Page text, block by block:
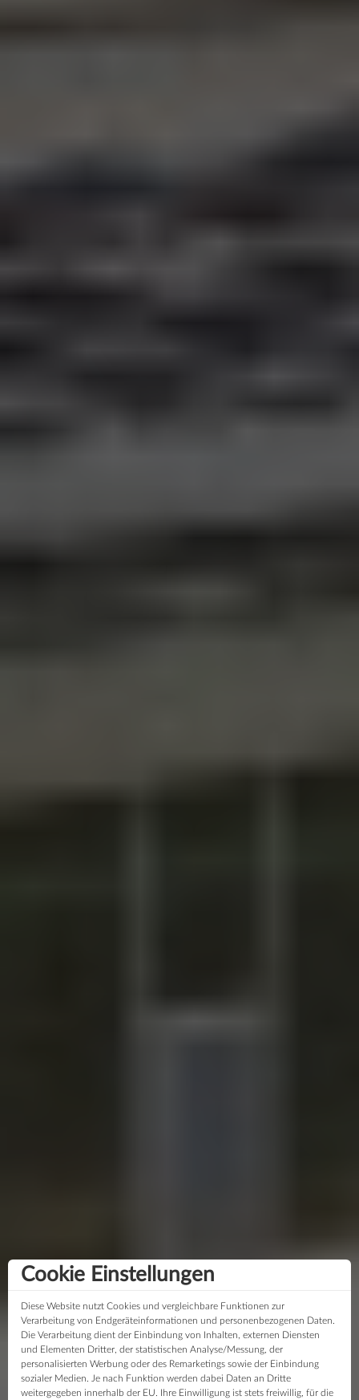
Cookie Einstellungen
Diese Website nutzt Cookies und vergleichbare Funktionen zur
Verarbeitung von Endgeräteinformationen und personenbezogenen Daten.
Die Verarbeitung dient der Einbindung von Inhalten, externen Diensten
und Elementen Dritter, der statistischen Analyse/Messung, der
personalisierten Werbung oder des Remarketings sowie der Einbindung
sozialer Medien. Je nach Funktion werden dabei Daten an Dritte
weitergegeben innerhalb der EU. Ihre Einwilligung ist stets freiwillig, für die